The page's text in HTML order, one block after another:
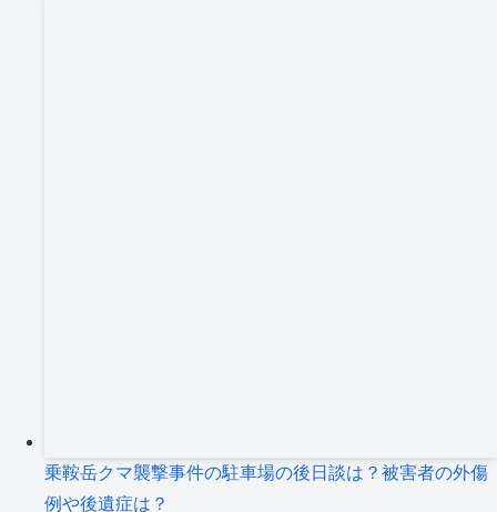
乗鞍岳クマ襲撃事件の駐車場の後日談は？被害者の外傷
例や後遺症は？